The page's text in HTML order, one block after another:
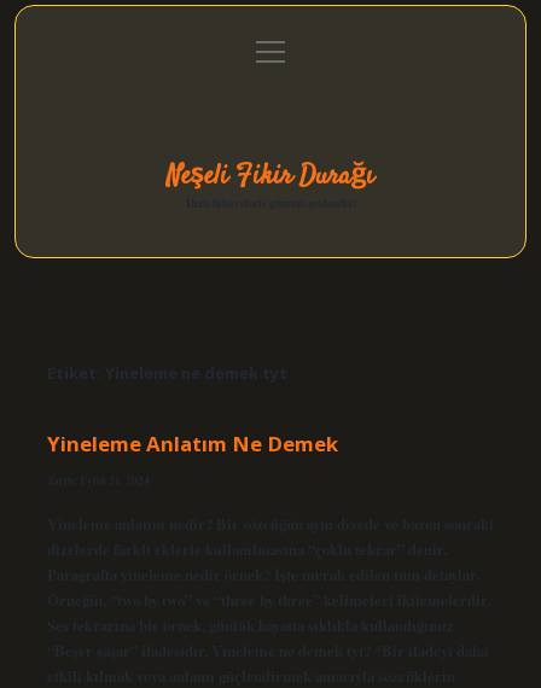
Gizlilik Politikası
menüyü
aç
Neşeli Fikir Durağı
Etiket: Yineleme ne demek tyt
Yineleme Anlatım Ne Demek
Tarih: Eylül 21, 2024
Yineleme anlatım nedir? Bir sözcüğün aynı dizede ve bazen sonraki
dizelerde farklı eklerle kullanılmasına “çoklu tekrar” denir.
Paragrafta yineleme nedir örnek? İşte merak edilen tüm detaylar.
Örneğin, “two by two” ve “three by three” kelimeleri ikilemelerdir.
Ses tekrarına bir örnek, günlük hayatta sıklıkla kullandığımız
“Beşer şaşar” ifadesidir. Yineleme ne demek tyt? *Bir ifadeyi daha
etkili kılmak veya anlamı güçlendirmek amacıyla sözcüklerin